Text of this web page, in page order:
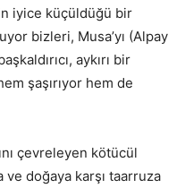
iyice küçüldüğü bir
bizleri, Musa’yı (Alpay
aykırı bir
şaşırıyor hem de
çevreleyen kötücül
ve doğaya karşı taarruza